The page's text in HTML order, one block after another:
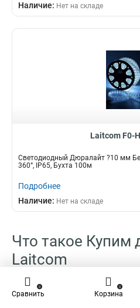
Наличие: Нет на складе
Laitcom F0-
Светодиодный Дюралайт ?10 мм
360°, IP65, Бухта 100м
Подробнее
Наличие: Нет на складе
Что такое Купим
Laitcom
Дюралайт Laitcom -
все огромную популярность на
Сравнить
0
Корзина
0